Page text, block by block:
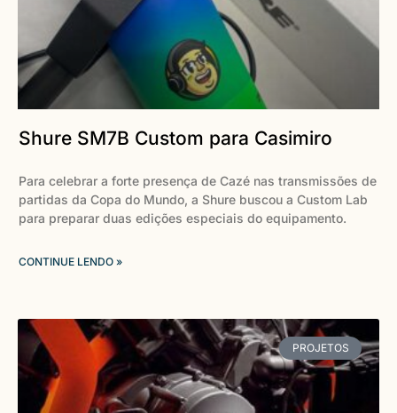
Shure SM7B Custom para Casimiro
Para celebrar a forte presença de Cazé nas transmissões de
partidas da Copa do Mundo, a Shure buscou a Custom Lab
para preparar duas edições especiais do equipamento.
CONTINUE LENDO »
PROJETOS